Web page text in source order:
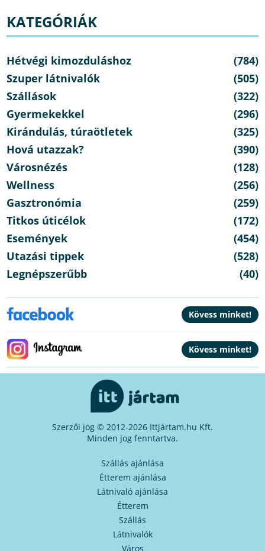
KATEGÓRIÁK
Hétvégi kimozduláshoz
(784)
Szuper látnivalók
(505)
Szállások
(322)
Gyermekekkel
(296)
Kirándulás, túraötletek
(325)
Hová utazzak?
(390)
Városnézés
(128)
Wellness
(256)
Gasztronómia
(259)
Titkos úticélok
(172)
Események
(454)
Utazási tippek
(528)
Legnépszerűbb
(40)
Szerzői jog © 2012-2026 Ittjártam.hu Kft.
Minden jog fenntartva.
Szállás ajánlása
Étterem ajánlása
Látnivaló ajánlása
Étterem
Szállás
Látnivalók
Város